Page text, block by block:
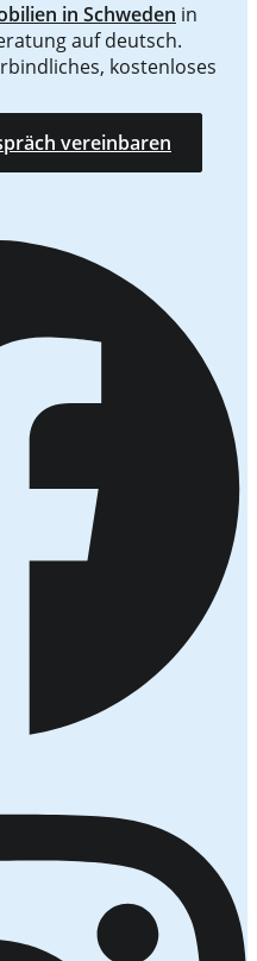
in Schweden in
auf deutsch.
kostenloses
vereinbaren